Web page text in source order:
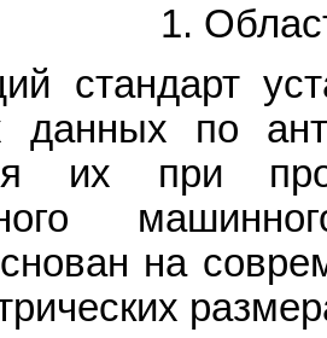
1.
стандарт
данных по
их при
на